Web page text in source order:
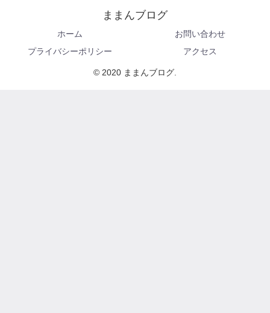
ままんブログ
ホーム
お問い合わせ
プライバシーポリシー
アクセス
© 2020 ままんブログ.